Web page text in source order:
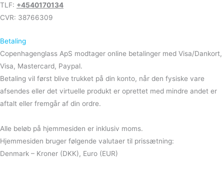
TLF: +4540170134
CVR: 38766309
Betaling
Copenhagenglass ApS modtager online betalinger med Visa/Dankort,
Visa, Mastercard, Paypal.
Betaling vil først blive trukket på din konto, når den fysiske vare
afsendes eller det virtuelle produkt er oprettet med mindre andet er
aftalt eller fremgår af din ordre.
Alle beløb på hjemmesiden er inklusiv moms.
Hjemmesiden bruger følgende valutaer til prissætning:
Denmark – Kroner (DKK), Euro (EUR)